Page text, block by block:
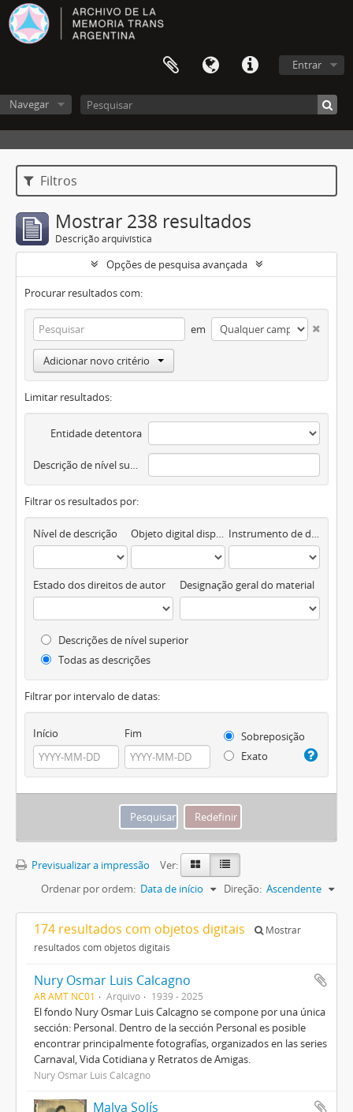
Entrar
Navegar
Filtros
Mostrar 238 resultados
Descrição arquivística
Opções de pesquisa avançada
Procurar resultados com:
em
Adicionar novo critério
Limitar resultados:
Entidade detentora
Descrição de nível superior
Filtrar os resultados por:
Nível de descrição Objeto digital disponível Instrumento de descrição documental
Estado dos direitos de autor Designação geral do material
Descrições de nível superior
Todas as descrições
Filtrar por intervalo de datas:
Início Fim
Sobreposição
Exato
Previsualizar a impressão
Ver:
Ordenar por ordem: Data de início Direção: Ascendente
174 resultados com objetos digitais
Mostrar
resultados com objetos digitais
Nury Osmar Luis Calcagno
AR AMT NC01 Arquivo 1939 - 2025
El fondo Nury Osmar Luis Calcagno se compone por una única
sección: Personal. Dentro de la sección Personal es posible
encontrar principalmente fotografías, organizados en las series
Carnaval, Vida Cotidiana y Retratos de Amigas.
Nury Osmar Luis Calcagno
Malva Solís